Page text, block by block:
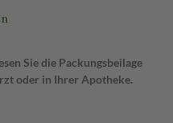
Sie die Packungsbeilage
oder in Ihrer Apotheke.